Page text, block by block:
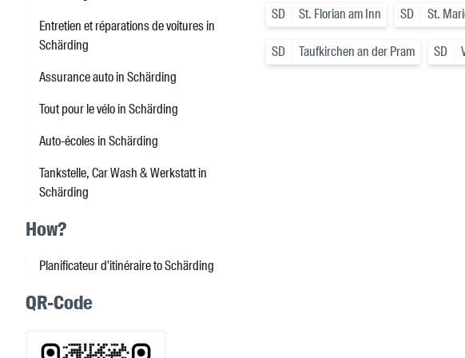
Entretien et réparations de voitures in
Schärding
Assurance auto in Schärding
Tout pour le vélo in Schärding
Auto-écoles in Schärding
Tankstelle, Car Wash & Werkstatt in
Schärding
How?
Planificateur d'itinéraire to Schärding
QR-Code
SD St. Florian am Inn SD St.
SD Taufkirchen an der Pram SD